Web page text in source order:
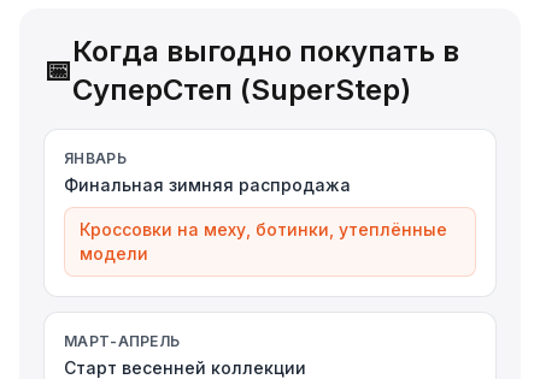
📅
Когда выгодно покупать в
СуперСтеп (SuperStep)
ЯНВАРЬ
Финальная зимняя распродажа
Кроссовки на меху, ботинки, утеплённые
модели
МАРТ-АПРЕЛЬ
Старт весенней коллекции